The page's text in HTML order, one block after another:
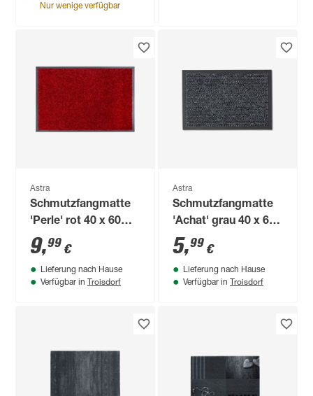
Nur wenige verfügbar
Astra
Schmutzfangmatte
'Perle' rot 40 x 60
cm
9,99 €
Lieferung nach Hause
Verfügbar in Troisdorf
Astra
Schmutzfangmatte
'Achat' grau 40 x 60
cm
5,99 €
Lieferung nach Hause
Verfügbar in Troisdorf